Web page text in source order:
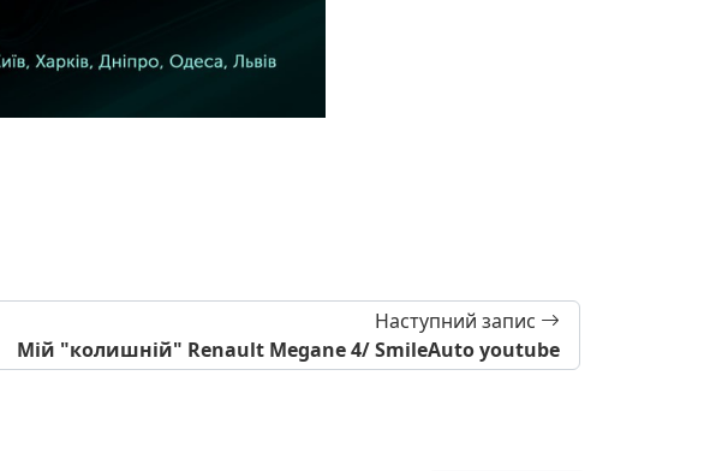
Наступний запис
Мій "колишній" Renault Megane 4/ SmileAuto youtube